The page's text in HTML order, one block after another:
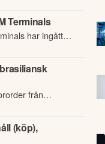
för en annan
Terminals
har ingått
från
(köp),